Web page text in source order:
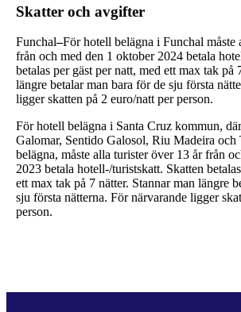
Skatter och avgifter
Funchal–För hotell belägna i Funchal måste
från och med den 1 oktober 2024 betala
betalas per gäst per natt, med ett max tak på
längre betalar man bara för de sju första
ligger skatten på 2 euro/natt per person.
För hotell belägna i Santa Cruz kommun,
Galomar, Sentido Galosol, Riu Madeira och
belägna, måste alla turister över 13 år från
2023 betala hotell-/turistskatt. Skatten
ett max tak på 7 nätter. Stannar man längre
sju första nätterna. För närvarande ligger
person.